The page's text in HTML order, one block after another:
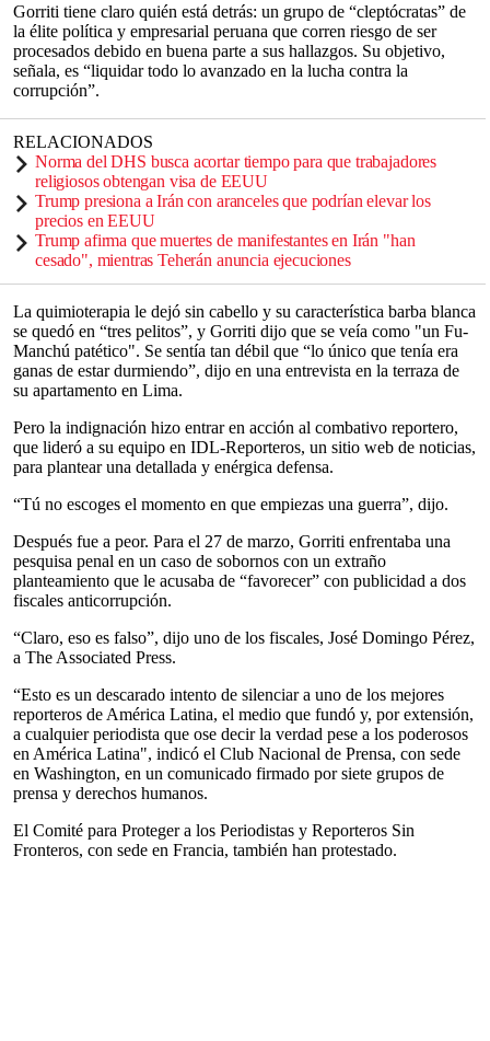
Gorriti tiene claro quién está detrás: un grupo de “cleptócratas” de
la élite política y empresarial peruana que corren riesgo de ser
procesados debido en buena parte a sus hallazgos. Su objetivo,
señala, es “liquidar todo lo avanzado en la lucha contra la
corrupción”.
RELACIONADOS
Norma del DHS busca acortar tiempo para que trabajadores
religiosos obtengan visa de EEUU
Trump presiona a Irán con aranceles que podrían elevar los
precios en EEUU
Trump afirma que muertes de manifestantes en Irán "han
cesado", mientras Teherán anuncia ejecuciones
La quimioterapia le dejó sin cabello y su característica barba blanca
se quedó en “tres pelitos”, y Gorriti dijo que se veía como "un Fu-
Manchú patético". Se sentía tan débil que “lo único que tenía era
ganas de estar durmiendo”, dijo en una entrevista en la terraza de
su apartamento en Lima.
Pero la indignación hizo entrar en acción al combativo reportero,
que lideró a su equipo en IDL-Reporteros, un sitio web de noticias,
para plantear una detallada y enérgica defensa.
“Tú no escoges el momento en que empiezas una guerra”, dijo.
Después fue a peor. Para el 27 de marzo, Gorriti enfrentaba una
pesquisa penal en un caso de sobornos con un extraño
planteamiento que le acusaba de “favorecer” con publicidad a dos
fiscales anticorrupción.
“Claro, eso es falso”, dijo uno de los fiscales, José Domingo Pérez,
a The Associated Press.
“Esto es un descarado intento de silenciar a uno de los mejores
reporteros de América Latina, el medio que fundó y, por extensión,
a cualquier periodista que ose decir la verdad pese a los poderosos
en América Latina", indicó el Club Nacional de Prensa, con sede
en Washington, en un comunicado firmado por siete grupos de
prensa y derechos humanos.
El Comité para Proteger a los Periodistas y Reporteros Sin
Fronteros, con sede en Francia, también han protestado.